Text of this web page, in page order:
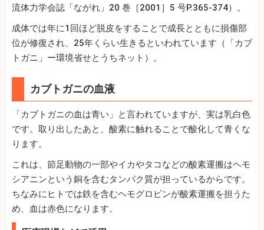
流体力学会誌「ながれ」20 巻［2001］5 号P.365-374）。
成体では年に1回ほど脱皮をすることで成長とともに損傷部
位が修復され、25年くらい生きるといわれています（「カブ
トガニ」ー環境省せとうちネット）。
カブトガニの血液
「カブトガニの血は青い」と言われていますが、実は乳白色
です。取り出したあと、酸素に触れることで酸化して青くな
ります。
これは、節足動物の一部やイカやタコなどの酸素運搬はヘモ
シアニンという銅を含むタンパク質が担っているからです。
ちなみにヒトでは鉄を含むヘモグロビンが酸素運搬を担うた
め、血は赤色になります。